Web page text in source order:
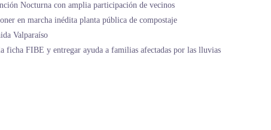
Nocturna con amplia participación de vecinos
en marcha inédita planta pública de compostaje
Valparaíso
FIBE y entregar ayuda a familias afectadas por las lluvias